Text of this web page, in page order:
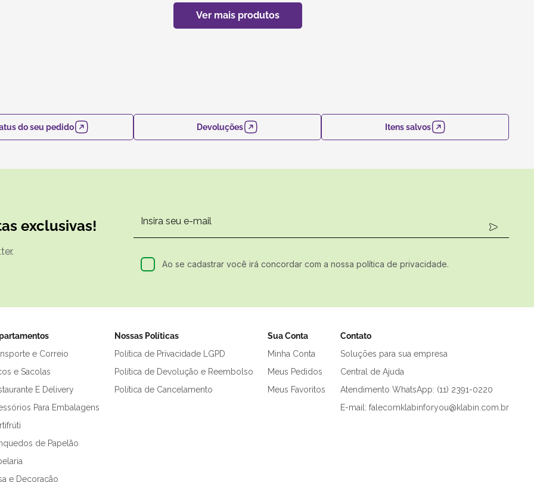
do seu pedido Devoluções Itens salvos
exclusivas!
Ao se cadastrar você irá concordar com a nossa política de privacidade.
e Correio
e Sacolas
E Delivery
Para Embalagens
de Papelão
e Decoração
Nossas Políticas
Política de Privacidade LGPD
Política de Devolução e Reembolso
Política de Cancelamento
Sua Conta
Minha Conta
Meus Pedidos
Meus Favoritos
Contato
Soluções para sua empresa
Central de Ajuda
Atendimento WhatsApp: (11) 2391-0220
E-mail: falecomklabinforyou@klabin.com.br